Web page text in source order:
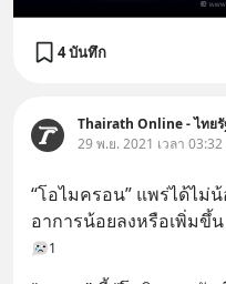
4 บันทึก
Thairath Online - ไทย
29 พ.ย. 2021 เวลา
“โอไมครอน” แพร่ได้ไม่
อาการน้อยลงหรือเพิ่มขึ้น
1